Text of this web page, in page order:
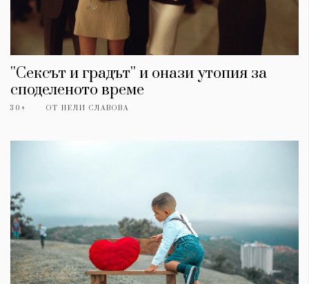
''Сексът и градът'' и онази утопия за
споделеното време
30+ ОТ НЕЛИ СЛАВОВА